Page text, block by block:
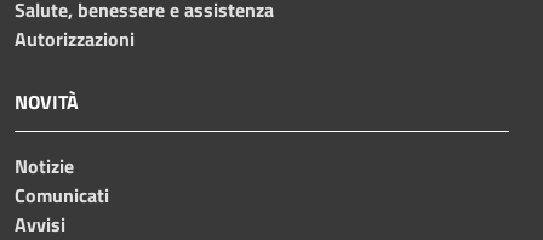
Salute, benessere e assistenza
Autorizzazioni
NOVITÀ
Notizie
Comunicati
Avvisi